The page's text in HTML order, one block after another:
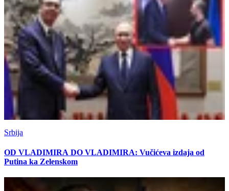
Srbija
OD VLADIMIRA DO VLADIMIRA: Vučićeva izdaja od
Putina ka Zelenskom